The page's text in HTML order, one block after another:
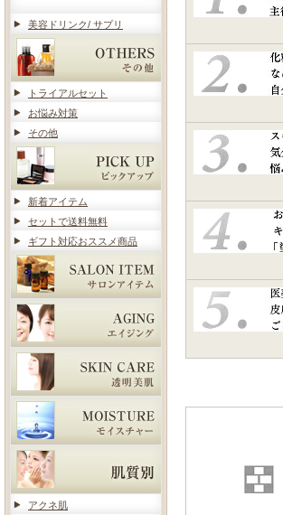
美容ドリンク/ サプリ
トライアルセット
お悩み対策
その他
新着アイテム
セットで送料無料
ギフト対応おススメ商品
アクネ肌